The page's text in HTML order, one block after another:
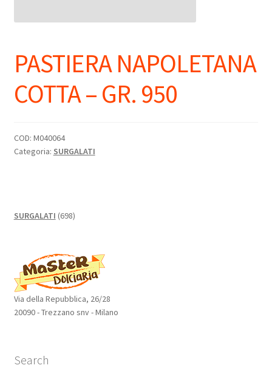
PASTIERA NAPOLETANA
COTTA – GR. 950
COD: M040064
Categoria: SURGALATI
SURGALATI 698698
Via della Repubblica, 26/28
20090 - Trezzano snv - Milano
Search